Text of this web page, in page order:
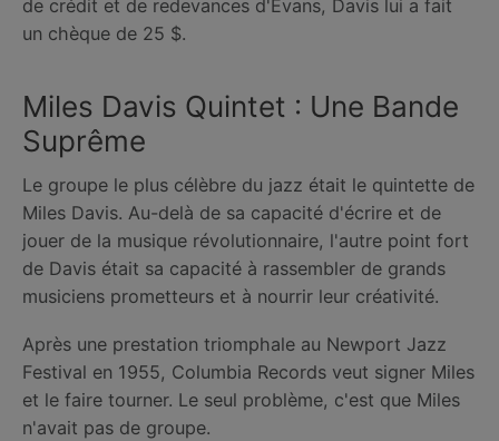
de crédit et de redevances d'Evans, Davis lui a fait
un chèque de 25 $.
Miles Davis Quintet : Une Bande
Suprême
Le groupe le plus célèbre du jazz était le quintette de
Miles Davis. Au-delà de sa capacité d'écrire et de
jouer de la musique révolutionnaire, l'autre point fort
de Davis était sa capacité à rassembler de grands
musiciens prometteurs et à nourrir leur créativité.
Après une prestation triomphale au Newport Jazz
Festival en 1955, Columbia Records veut signer Miles
et le faire tourner. Le seul problème, c'est que Miles
n'avait pas de groupe.